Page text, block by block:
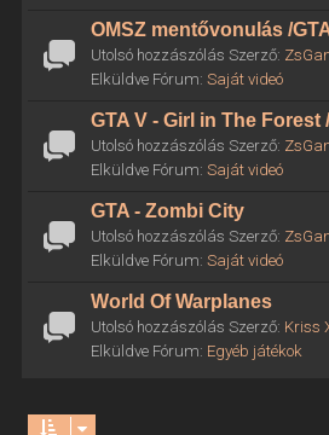
OMSZ mentővonulás /
Utolsó hozzászólás Szerző:
Elküldve Fórum: Saját videó
GTA V - Girl in The
Utolsó hozzászólás Szerző:
Elküldve Fórum: Saját videó
GTA - Zombi City
Utolsó hozzászólás Szerző:
Elküldve Fórum: Saját videó
World Of Warplanes
Utolsó hozzászólás Szerző: Kriss
Elküldve Fórum: Egyéb játékok